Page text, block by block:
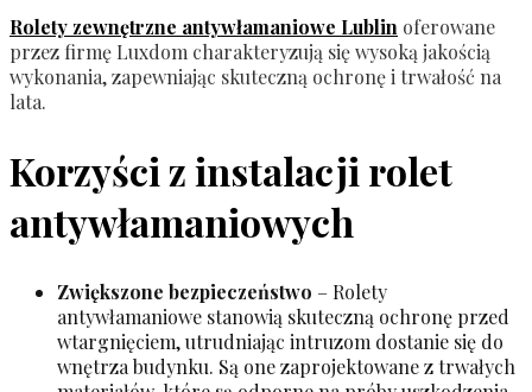
Rolety zewnętrzne antywłamaniowe Lublin oferowane
przez firmę Luxdom charakteryzują się wysoką jakością
wykonania, zapewniając skuteczną ochronę i trwałość na
lata.
Korzyści z instalacji rolet
antywłamaniowych
Zwiększone bezpieczeństwo – Rolety
antywłamaniowe stanowią skuteczną ochronę przed
wtargnięciem, utrudniając intruzom dostanie się do
wnętrza budynku. Są one zaprojektowane z trwałych